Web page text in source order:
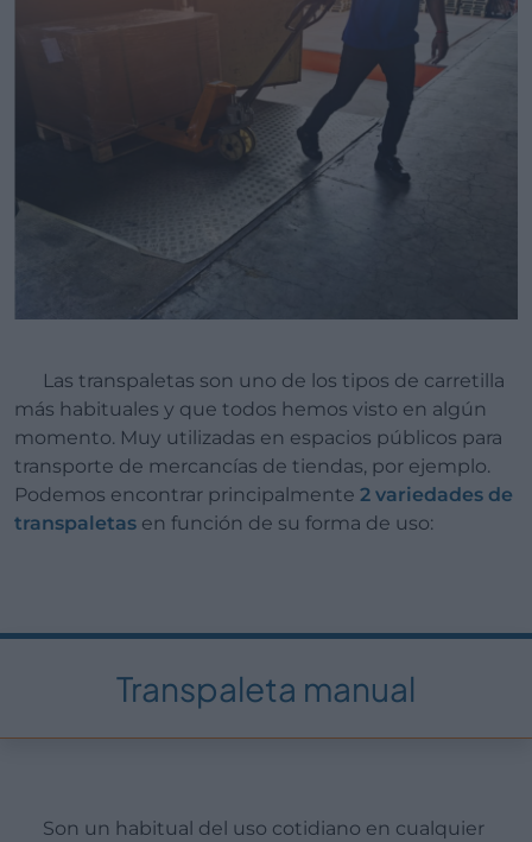
Las transpaletas son uno de los tipos de carretilla
más habituales y que todos hemos visto en algún
momento. Muy utilizadas en espacios públicos para
transporte de mercancías de tiendas, por ejemplo.
Podemos encontrar principalmente 2 variedades de
transpaletas en función de su forma de uso:
Transpaleta manual
Son un habitual del uso cotidiano en cualquier